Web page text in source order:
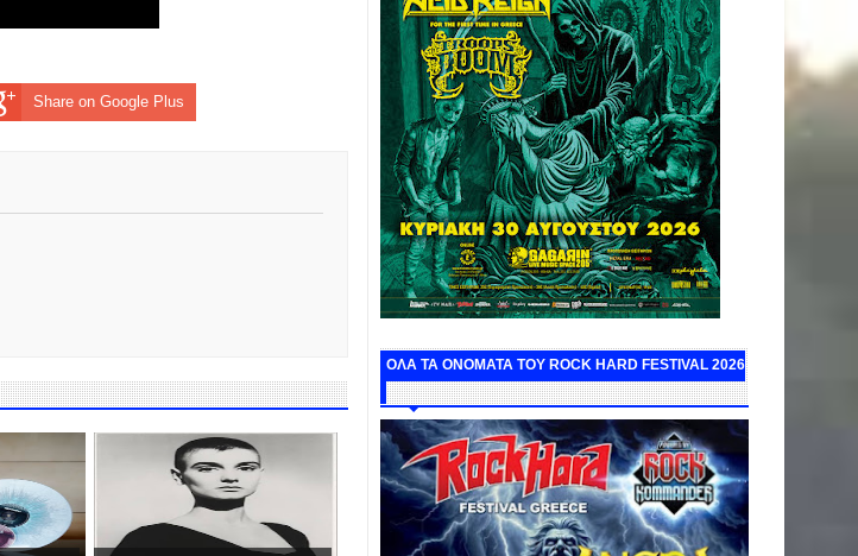
Share on Google Plus
ΟΛΑ ΤΑ ΟΝΟΜΑΤΑ ΤΟΥ ROCK HARD FESTIVAL 2026